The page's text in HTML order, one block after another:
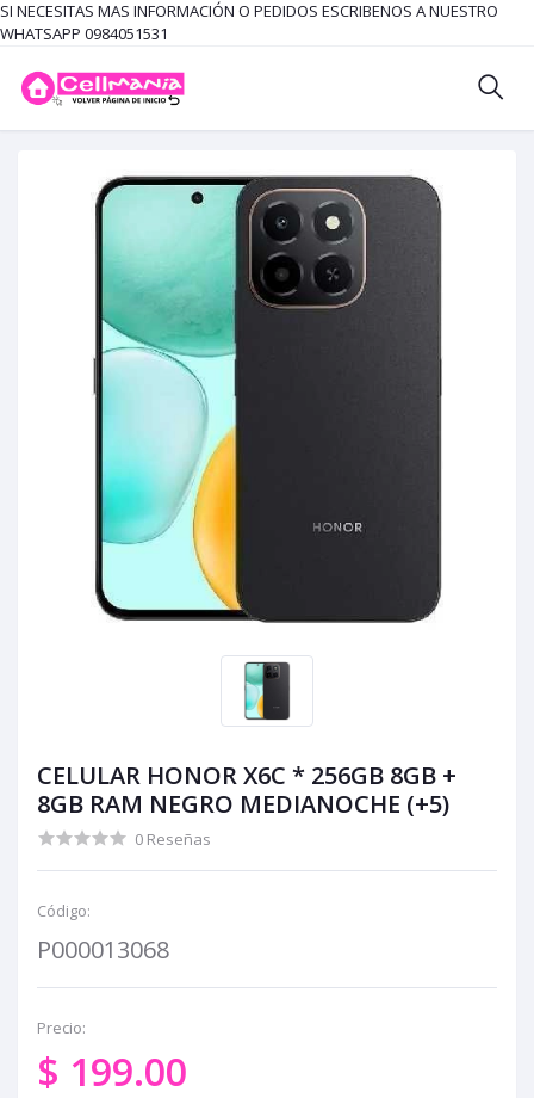
SI NECESITAS MAS INFORMACIÓN O PEDIDOS ESCRIBENOS A NUESTRO
WHATSAPP 0984051531
CELULAR HONOR X6C * 256GB 8GB +
8GB RAM NEGRO MEDIANOCHE (+5)
0 Reseñas
Código:
P000013068
Precio:
$ 199.00